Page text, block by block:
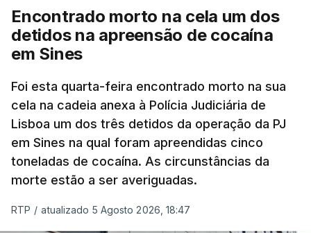
cento dos mais de 20 mil pedidos de reapreciação,
mas Cristina Mota, porta-voz da Missão Escola
Pública, tem dúvidas de que o processo esteja
"Durante o fim de semana e nos últimos dias,
apercebamo-nos que ainda estão a ser
convocados professores para reapreciações"
disse a professora à agência Lusa."Será
praticamente impossível termos a totalidade
Encontrado morto na cela um dos
detidos na apreensão de cocaína
em Sines
Foi esta quarta-feira encontrado morto na sua
cela na cadeia anexa à Polícia Judiciária de
Lisboa um dos três detidos da operação da PJ
em Sines na qual foram apreendidas cinco
toneladas de cocaína. As circunstâncias da
morte estão a ser averiguadas.
RTP / atualizado 5 Agosto 2026, 18:47